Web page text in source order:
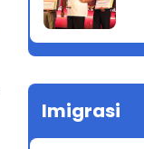
Imigrasi